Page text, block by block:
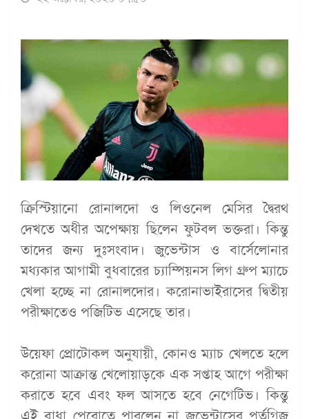
ক্রিস্টিয়ানো রোনালদো ও লিওনেল মেসির দ্বৈরথ
দেখতে অধীর অপেক্ষায় ছিলেন ফুটবল ভক্তরা। কিন্তু
তাদের জন্য দুঃসংবাদ। জুভেন্টাস ও বার্সেলোনার
মধ্যকার আগামী বুধবারের চ্যাম্পিয়নস লিগ গ্রুপ ম্যাচে
খেলা হচ্ছে না রোনালদোর। করোনাভাইরাসের দ্বিতীয়
পরীক্ষাতেও পজিটিভ এসেছে তার।
উয়েফা প্রোটোকল অনুযায়ী, কোনও ম্যাচ খেলতে হলে
করোনা আক্রান্ত খেলোয়াড়কে এক সপ্তাহ আগে পরীক্ষা
করাতে হবে এবং ফল আসতে হবে নেগেটিভ। কিন্তু
এই বাধা পেরোতে পারলেন না জুভেন্টাসের পর্তুগিজ